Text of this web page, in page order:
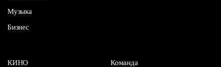
Музыка
Бизнес
КИНО
Команда